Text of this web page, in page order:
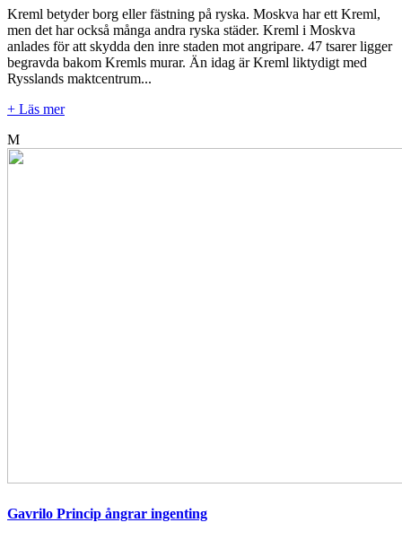
Kreml betyder borg eller fästning på ryska. Moskva har ett Kreml,
men det har också många andra ryska städer. Kreml i Moskva
anlades för att skydda den inre staden mot angripare. 47 tsarer ligger
begravda bakom Kremls murar. Än idag är Kreml liktydigt med
Rysslands maktcentrum...
+ Läs mer
M
Gavrilo Princip ångrar ingenting